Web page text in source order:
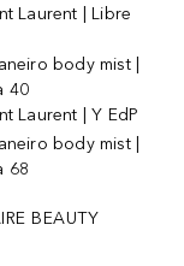
Laurent | Libre
body mist |
40
Laurent | Y EdP
body mist |
68
BEAUTY